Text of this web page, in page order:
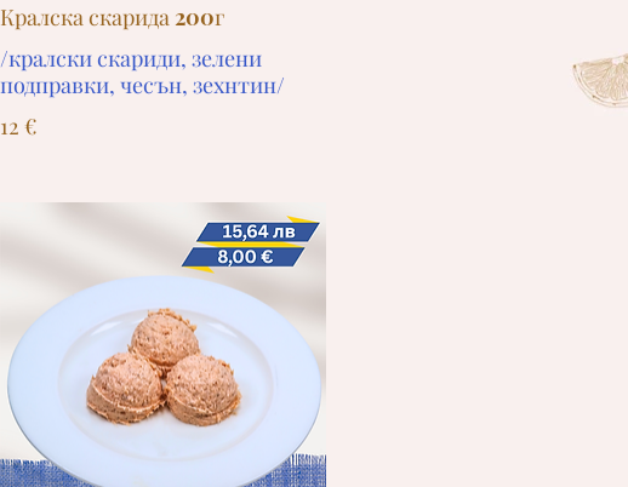
Кралска скарида 200г
/кралски скариди, зелени
подправки, чесън, зехнтин/
12 €